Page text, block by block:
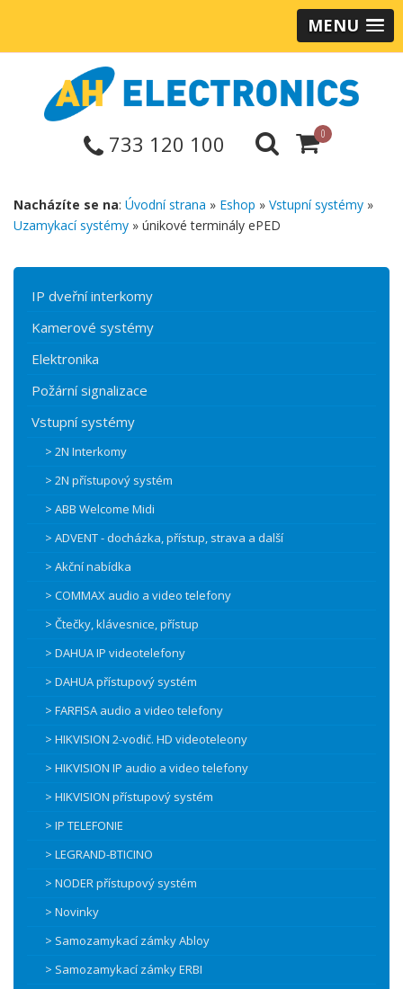
MENU
733 120 100 0
Nacházíte se na: Úvodní strana » Eshop » Vstupní systémy »
Uzamykací systémy » únikové terminály ePED
IP dveřní interkomy
Kamerové systémy
Elektronika
Požární signalizace
Vstupní systémy
> 2N Interkomy
> 2N přístupový systém
> ABB Welcome Midi
> ADVENT - docházka, přístup, strava a další
> Akční nabídka
> COMMAX audio a video telefony
> Čtečky, klávesnice, přístup
> DAHUA IP videotelefony
> DAHUA přístupový systém
> FARFISA audio a video telefony
> HIKVISION 2-vodič. HD videoteleony
> HIKVISION IP audio a video telefony
> HIKVISION přístupový systém
> IP TELEFONIE
> LEGRAND-BTICINO
> NODER přístupový systém
> Novinky
> Samozamykací zámky Abloy
> Samozamykací zámky ERBI